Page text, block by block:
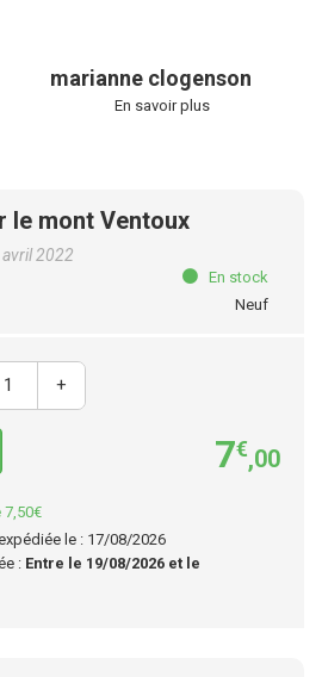
marianne clogenson
En savoir plus
le mont Ventoux
avril 2022
En stock
Neuf
+
7€,00
7,50€
le : 17/08/2026
: Entre le 19/08/2026 et le